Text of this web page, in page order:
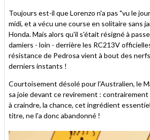
Toujours est-il que Lorenzo n'a pas "vu le
midi, et a vécu une course en solitaire sans
Honda. Mais alors qu'il s'était résigné à
damiers - loin - derrière les RC213V
résistance de Pedrosa vient à bout des
derniers instants !
Courtoisement désolé pour l'Australien, le
sa joie devant ce revirement : contrairement
à craindre, la chance, cet ingrédient
titre, ne l'a donc abandonné !